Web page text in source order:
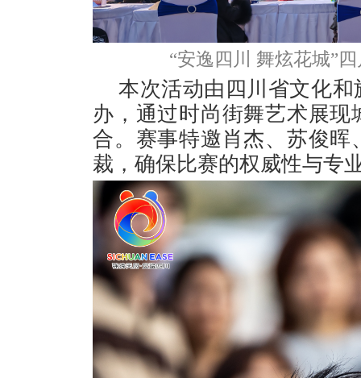
“安逸四川 舞炫花城”
本次活动由四川省文化
办，通过时尚街舞艺术展
合。赛事特邀肖杰、苏俊
裁，确保比赛的权威性与专